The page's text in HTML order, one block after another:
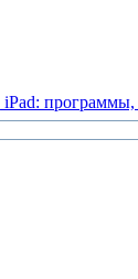
iPad: программы,